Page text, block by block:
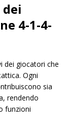
4-1-4-
dei giocatori che
Ogni
sia
rendendo
funzioni